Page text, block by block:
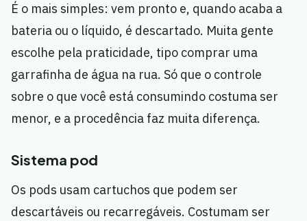
É o mais simples: vem pronto e, quando acaba a
bateria ou o líquido, é descartado. Muita gente
escolhe pela praticidade, tipo comprar uma
garrafinha de água na rua. Só que o controle
sobre o que você está consumindo costuma ser
menor, e a procedência faz muita diferença.
Sistema pod
Os pods usam cartuchos que podem ser
descartáveis ou recarregáveis. Costumam ser